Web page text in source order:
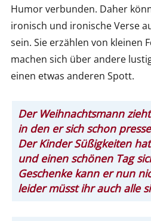
Humor verbunden. Daher
ironisch und ironische Verse
sein. Sie erzählen von kleinen
machen sich über andere
einen etwas anderen Spott.
Der Weihnachtsmann
in den er sich schon
Der Kinder Süßigkeiten
und einen schönen Tag
Geschenke kann er nun
leider müsst ihr auch alle